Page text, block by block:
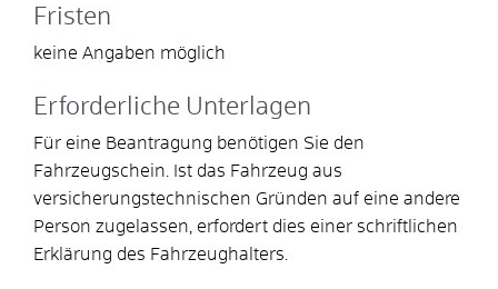
Fristen
keine Angaben möglich
Erforderliche Unterlagen
Für eine Beantragung benötigen Sie den
Fahrzeugschein. Ist das Fahrzeug aus
versicherungstechnischen Gründen auf eine andere
Person zugelassen, erfordert dies einer schriftlichen
Erklärung des Fahrzeughalters.